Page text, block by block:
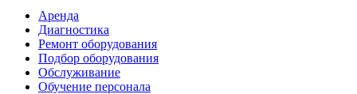
Аренда
Диагностика
Ремонт оборудования
Подбор оборудования
Обслуживание
Обучение персонала